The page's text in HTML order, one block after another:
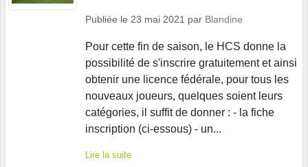
Publiée le 23 mai 2021 par Blandine
Pour cette fin de saison, le HCS donne la
possibilité de s'inscrire gratuitement et ainsi
obtenir une licence fédérale, pour tous les
nouveaux joueurs, quelques soient leurs
catégories, il suffit de donner : - la fiche
inscription (ci-essous) - un...
Lire la suite